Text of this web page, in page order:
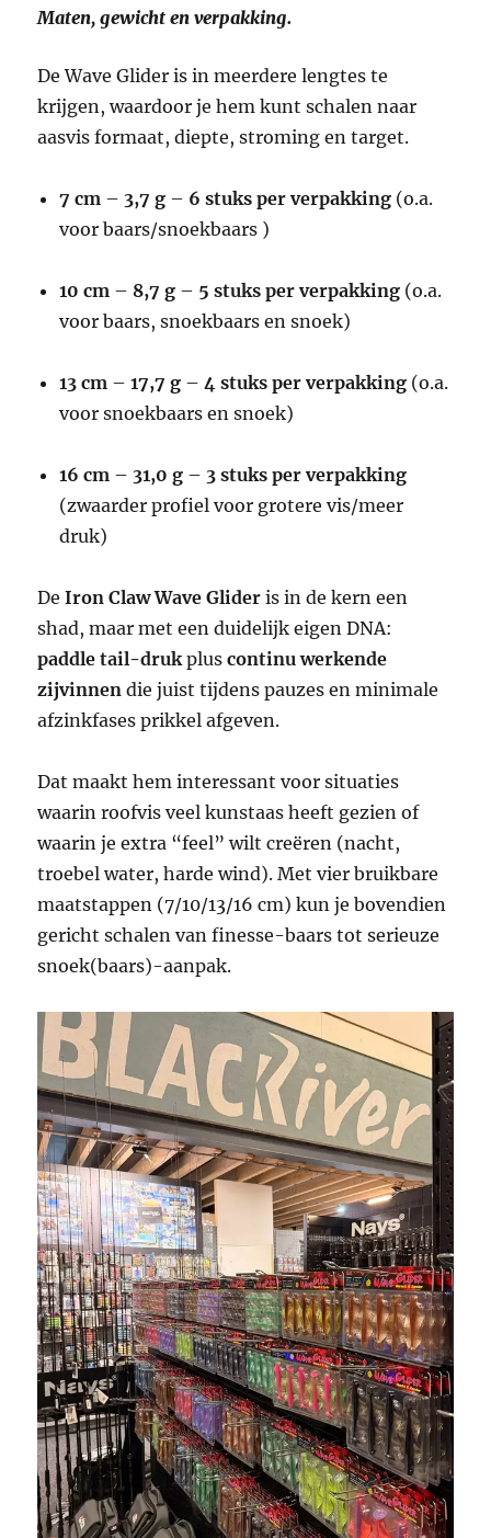
Maten, gewicht en verpakking.
De Wave Glider is in meerdere lengtes te
krijgen, waardoor je hem kunt schalen naar
aasvis formaat, diepte, stroming en target.
7 cm – 3,7 g – 6 stuks per verpakking (o.a.
voor baars/snoekbaars )
10 cm – 8,7 g – 5 stuks per verpakking (o.a.
voor baars, snoekbaars en snoek)
13 cm –17,7 g –4 stuks per verpakking (o.a.
voor snoekbaars en snoek)
16 cm – 31,0 g – 3 stuks per verpakking
(zwaarder profiel voor grotere vis/meer
druk)
DeIron Claw Wave Glider is in de kern een
shad, maar met een duidelijk eigen DNA:
paddle tail-drukpluscontinu werkende
zijvinnen die juist tijdens pauzes en minimale
afzinkfases prikkel afgeven.
Dat maakt hem interessant voor situaties
waarin roofvis veel kunstaas heeft gezien of
waarin je extra “feel” wilt creëren (nacht,
troebel water, harde wind). Met vier bruikbare
maatstappen (7/10/13/16 cm) kun je bovendien
gericht schalen van finesse-baars tot serieuze
snoek(baars)-aanpak.